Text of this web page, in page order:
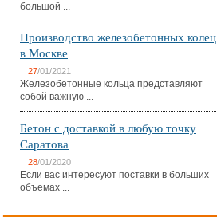
большой ...
Производство железобетонных колец
в Москве
27/01/2021
Железобетонные кольца представляют
собой важную ...
Бетон с доставкой в любую точку
Саратова
28/01/2020
Если вас интересуют поставки в больших
объемах ...